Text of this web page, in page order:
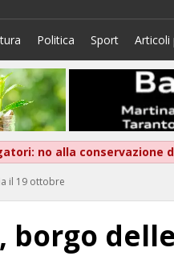
Politica Sport Articoli
no alla conservazione
il 19 ottobre
borgo